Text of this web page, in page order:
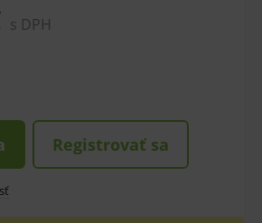
s DPH
Registrovať sa